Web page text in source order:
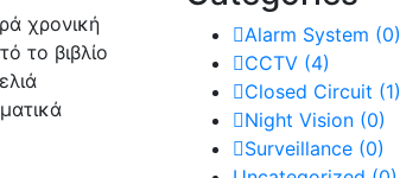
χρονική
το βιβλίο
Alarm System (0)
CCTV (4)
Closed Circuit (1)
Night Vision (0)
Surveillance (0)